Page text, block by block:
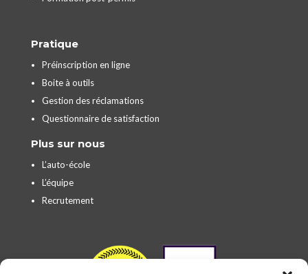
Pratique
Préinscription en ligne
Boite à outils
Gestion des réclamations
Questionnaire de satisfaction
Plus sur nous
L’auto-école
L’équipe
Recrutement